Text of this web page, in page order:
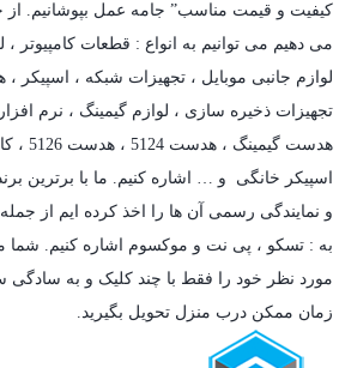
کیفیت و قیمت مناسب” جامه عمل بپوشانیم. از
می دهیم می توانیم به انواع : قطعات کامپیوتر ،
لوازم جانبی موبایل ، تجهیزات شبکه ، اسپیکر ،
تجهیزات ذخیره سازی ، لوازم گیمینگ ، نرم
هدست گیمینگ ، هدست 5124 ، هدست 5126 ،
اسپیکر خانگی و … اشاره کنیم. ما با برترین
و نمایندگی رسمی آن ها را اخذ کرده ایم از
به : تسکو ، پی نت و موکسوم اشاره کنیم. شما
مورد نظر خود را فقط با چند کلیک و به سادگی
زمان ممکن درب منزل تحویل بگیرید.